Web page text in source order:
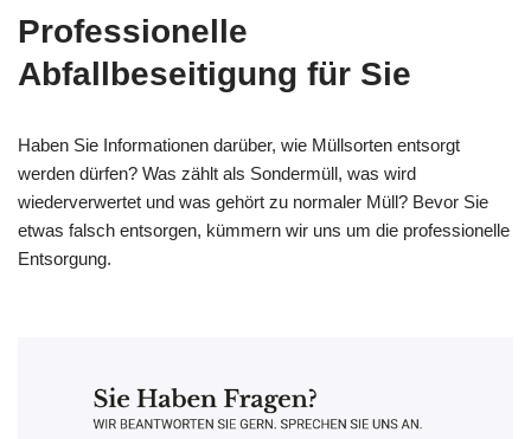
Professionelle
Abfallbeseitigung für Sie
Haben Sie Informationen darüber, wie Müllsorten entsorgt
werden dürfen? Was zählt als Sondermüll, was wird
wiederverwertet und was gehört zu normaler Müll? Bevor Sie
etwas falsch entsorgen, kümmern wir uns um die professionelle
Entsorgung.